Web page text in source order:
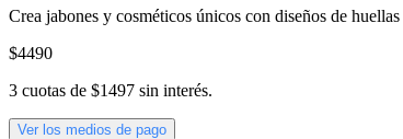
Crea jabones y cosméticos únicos con diseños de
$4490
3 cuotas de $1497 sin interés.
Ver los medios de pago